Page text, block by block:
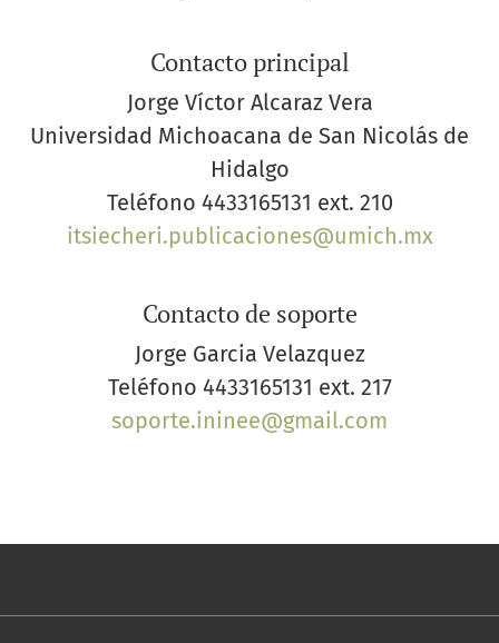
Contacto principal
Jorge Víctor Alcaraz Vera
Universidad Michoacana de San Nicolás de
Hidalgo
Teléfono 4433165131 ext. 210
itsiecheri.publicaciones@umich.mx
Contacto de soporte
Jorge Garcia Velazquez
Teléfono 4433165131 ext. 217
soporte.ininee@gmail.com